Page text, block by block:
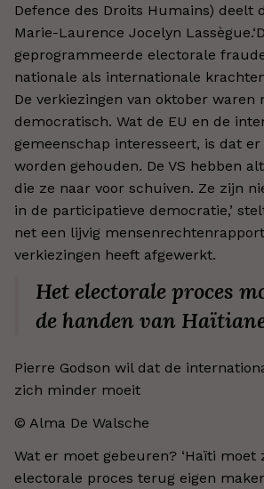
Defence des Droits Humains) deelt
Marie-Laurence Jocelyn
geprogrammeerde electorale
nationale als internationale
De verkiezingen van oktober waren
democratisch. Wat de EU en de
gemeenschap interesseert, is dat
worden gehouden. De VS hebben
die ze naar voor schuiven. Ze zijn
in de participatieve democratie,’
net een lijvig
verkiezingen heeft afgewerkt.
Het electorale proces
de handen van
Pierre Godson wil dat de
zich minder moeit
© Alma De Walsche
Wat er moet gebeuren? ‘Haïti moet
electorale proces terug eigen